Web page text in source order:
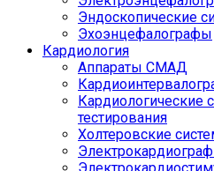
Эндоскопические
Эхоэнцефалографы
Кардиология
Аппараты СМАД
Кардиологические
тестирования
Холтеровские